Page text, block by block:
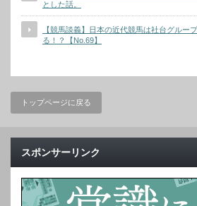
とした話。
【競馬談義】日本の近代競馬は社台グルー
る！？【No.69】
トップページに戻る
スポンサーリンク